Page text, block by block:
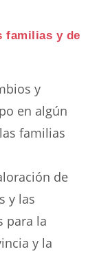
familias y de
y
en algún
familias
de
y las
para la
y la